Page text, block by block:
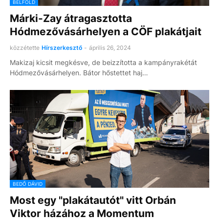
BELFÖLD
Márki-Zay átragasztotta
Hódmezővásárhelyen a CÖF plakátjait
közzétette Hírszerkesztő - április 26, 2024
Makizaj kicsit megkésve, de beizzította a kampányrakétát
Hódmezővásárhelyen. Bátor hőstettet haj…
BEDŐ DÁVID
Most egy "plakátautót" vitt Orbán
Viktor házához a Momentum